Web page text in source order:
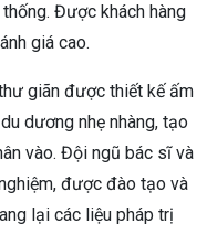
Được khách hàng
giá cao.
giãn được thiết kế ấm
dương nhẹ nhàng, tạo
vào. Đội ngũ bác sĩ và
được đào tạo và
lại các liệu pháp trị